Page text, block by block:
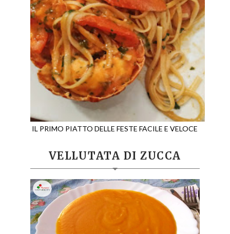
IL PRIMO PIATTO DELLE FESTE FACILE E VELOCE
VELLUTATA DI ZUCCA